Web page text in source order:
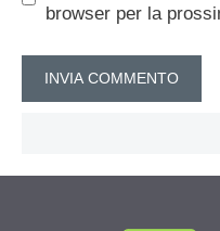
browser per la